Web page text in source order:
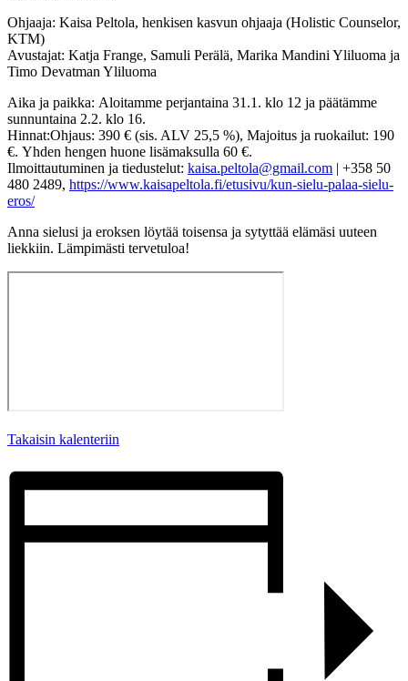
Ohjaaja: Kaisa Peltola, henkisen kasvun ohjaaja (Holistic Counselor,
KTM)
Avustajat: Katja Frange, Samuli Perälä, Marika Mandini Yliluoma ja
Timo Devatman Yliluoma
Aika ja paikka: Aloitamme perjantaina 31.1. klo 12 ja päätämme
sunnuntaina 2.2. klo 16.
Hinnat:Ohjaus: 390 € (sis. ALV 25,5 %), Majoitus ja ruokailut: 190
€. Yhden hengen huone lisämaksulla 60 €.
Ilmoittautuminen ja tiedustelut: kaisa.peltola@gmail.com | +358 50
480 2489, https://www.kaisapeltola.fi/etusivu/kun-sielu-palaa-sielu-
eros/
Anna sielusi ja eroksen löytää toisensa ja sytyttää elämäsi uuteen
liekkiin. Lämpimästi tervetuloa!
Takaisin kalenteriin